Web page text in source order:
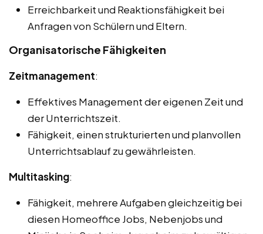
Erreichbarkeit und Reaktionsfähigkeit bei
Anfragen von Schülern und Eltern.
Organisatorische Fähigkeiten
Zeitmanagement:
Effektives Management der eigenen Zeit und
der Unterrichtszeit.
Fähigkeit, einen strukturierten und planvollen
Unterrichtsablauf zu gewährleisten.
Multitasking:
Fähigkeit, mehrere Aufgaben gleichzeitig bei
diesen Homeoffice Jobs, Nebenjobs und